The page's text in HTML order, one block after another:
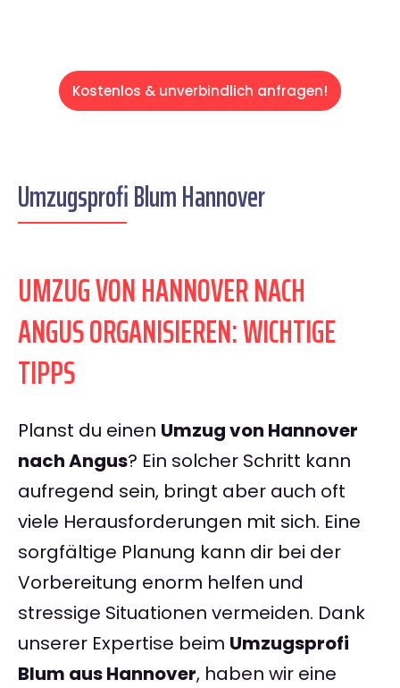
Kostenlos & unverbindlich anfragen!
Umzugsprofi Blum Hannover
UMZUG VON HANNOVER NACH
ANGUS ORGANISIEREN: WICHTIGE
TIPPS
Planst du einen Umzug von Hannover
nach Angus? Ein solcher Schritt kann
aufregend sein, bringt aber auch oft
viele Herausforderungen mit sich. Eine
sorgfältige Planung kann dir bei der
Vorbereitung enorm helfen und
stressige Situationen vermeiden. Dank
unserer Expertise beim Umzugsprofi
Blum aus Hannover, haben wir eine